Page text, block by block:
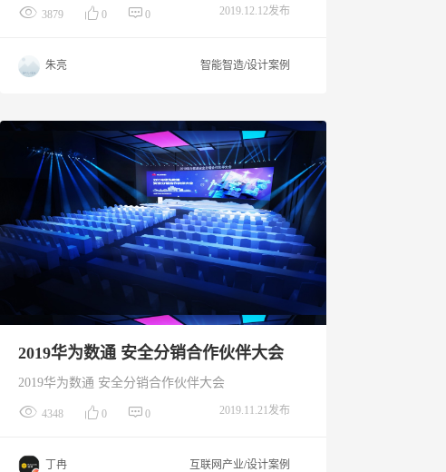
容：画册设计 创作日期：2019.11
3879 0 0 2019.12.12发布
朱亮 智能智造/设计案例
2019华为数通 安全分销合作伙伴大会
2019华为数通 安全分销合作伙伴大会
4348 0 0 2019.11.21发布
丁冉 互联网产业/设计案例